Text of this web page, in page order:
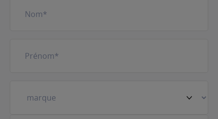
véhicule(Nécessaire)